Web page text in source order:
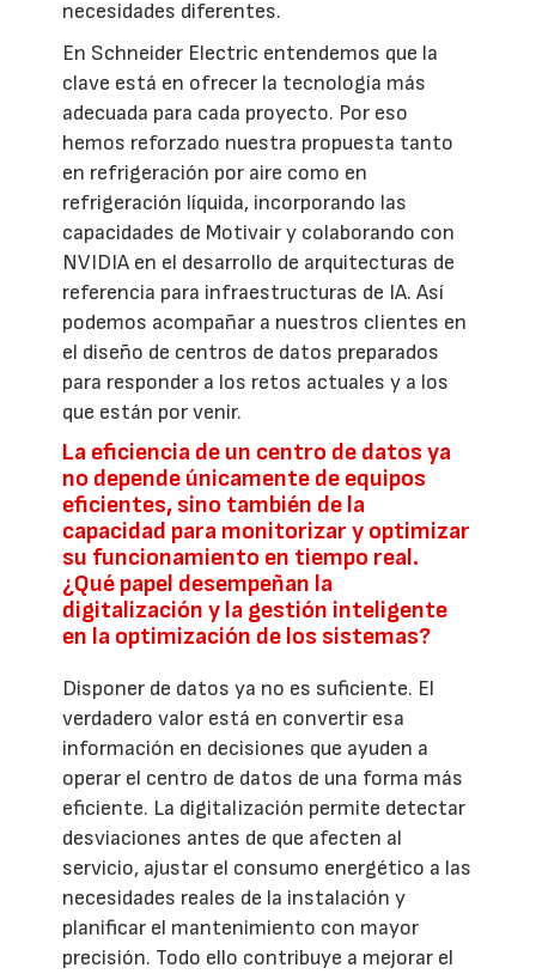
necesidades diferentes.
En Schneider Electric entendemos que la
clave está en ofrecer la tecnología más
adecuada para cada proyecto. Por eso
hemos reforzado nuestra propuesta tanto
en refrigeración por aire como en
refrigeración líquida, incorporando las
capacidades de Motivair y colaborando con
NVIDIA en el desarrollo de arquitecturas de
referencia para infraestructuras de IA. Así
podemos acompañar a nuestros clientes en
el diseño de centros de datos preparados
para responder a los retos actuales y a los
que están por venir.
La eficiencia de un centro de datos ya
no depende únicamente de equipos
eficientes, sino también de la
capacidad para monitorizar y optimizar
su funcionamiento en tiempo real.
¿Qué papel desempeñan la
digitalización y la gestión inteligente
en la optimización de los sistemas?
Disponer de datos ya no es suficiente. El
verdadero valor está en convertir esa
información en decisiones que ayuden a
operar el centro de datos de una forma más
eficiente. La digitalización permite detectar
desviaciones antes de que afecten al
servicio, ajustar el consumo energético a las
necesidades reales de la instalación y
planificar el mantenimiento con mayor
precisión. Todo ello contribuye a mejorar el